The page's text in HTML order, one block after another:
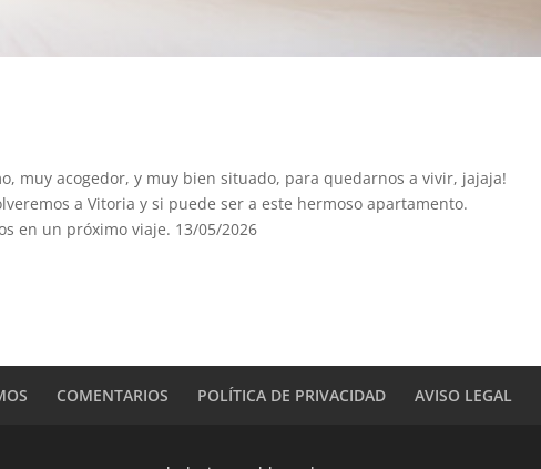
muy acogedor, y muy bien situado, para quedarnos a vivir, jajaja!
a Vitoria y si puede ser a este hermoso apartamento.
en un próximo viaje. 13/05/2026
COMENTARIOS POLÍTICA DE PRIVACIDAD AVISO LEGAL